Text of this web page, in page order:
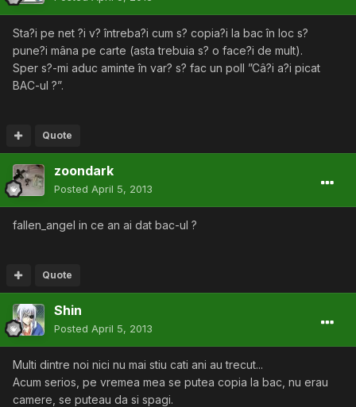
Sta?i pe net ?i v? întreba?i cum s? copia?i la bac în loc s?
pune?i mâna pe carte (asta trebuia s? o face?i de mult).
Sper s?-mi aduc aminte în var? s? fac un poll ”Câ?i a?i picat
BAC-ul ?”.
Quote
zoondark
Posted April 5, 2013
fallen_angel in ce an ai dat bac-ul ?
Quote
Shin
Posted April 5, 2013
Multi dintre noi nici nu mai stiu cati ani au trecut...
Acum serios, pe vremea mea se putea copia la bac, nu erau
camere, se puteau da si spagi.